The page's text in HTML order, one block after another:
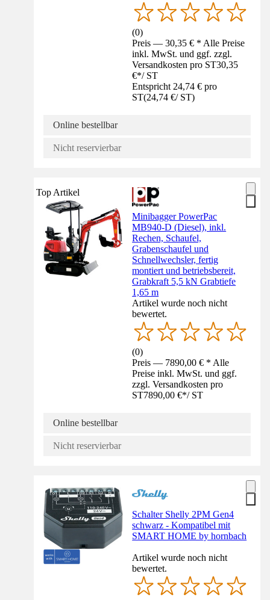
(0)
Preis — 30,35 € * Alle Preise
inkl. MwSt. und ggf. zzgl.
Versandkosten pro ST30,35
€*/ ST
Entspricht 24,74 € pro
ST(24,74 €/ ST)
Online bestellbar
Nicht reservierbar
Top Artikel
Minibagger PowerPac
MB940-D (Diesel), inkl.
Rechen, Schaufel,
Grabenschaufel und
Schnellwechsler, fertig
montiert und betriebsbereit,
Grabkraft 5,5 kN Grabtiefe
1,65 m
Artikel wurde noch nicht
bewertet.
(0)
Preis — 7890,00 € * Alle
Preise inkl. MwSt. und ggf.
zzgl. Versandkosten pro
ST7890,00 €*/ ST
Online bestellbar
Nicht reservierbar
Schalter Shelly 2PM Gen4
schwarz - Kompatibel mit
SMART HOME by hornbach
Artikel wurde noch nicht
bewertet.